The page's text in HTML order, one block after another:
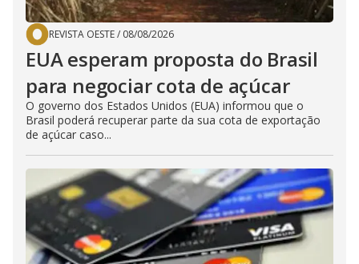
REVISTA OESTE/ 08/08/2026
EUA esperam proposta do Brasil
para negociar cota de açúcar
O governo dos Estados Unidos (EUA) informou que o
Brasil poderá recuperar parte da sua cota de exportação
de açúcar caso...